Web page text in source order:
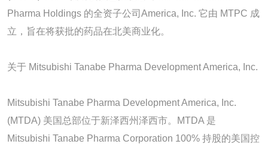
Pharma Holdings 的全资子公司America, Inc. 它由 MTPC 成
立，旨在将获批的药品在北美商业化。
关于 Mitsubishi Tanabe Pharma Development America, Inc.
Mitsubishi Tanabe Pharma Development America, Inc.
(MTDA) 美国总部位于新泽西州泽西市。MTDA 是
Mitsubishi Tanabe Pharma Corporation 100% 持股的美国控